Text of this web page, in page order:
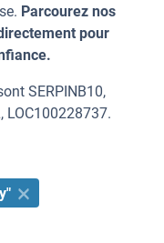
Parcourez nos
pour
SERPINB10,
LOC100228737.